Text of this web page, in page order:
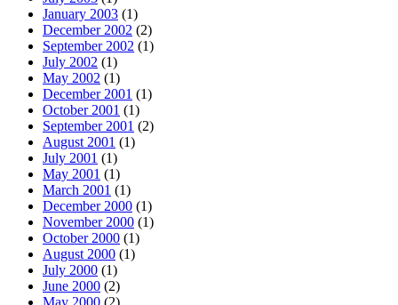
January 2003 (1)
December 2002 (2)
September 2002 (1)
July 2002 (1)
May 2002 (1)
December 2001 (1)
October 2001 (1)
September 2001 (2)
August 2001 (1)
July 2001 (1)
May 2001 (1)
March 2001 (1)
December 2000 (1)
November 2000 (1)
October 2000 (1)
August 2000 (1)
July 2000 (1)
June 2000 (2)